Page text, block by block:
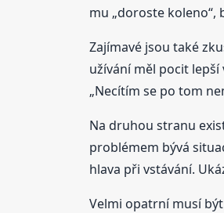
mu „doroste koleno“,
Zajímavé jsou také
užívání měl pocit
„Necítím se po tom
Na druhou stranu
problémem bývá
hlava při vstávání.
Velmi opatrní musí